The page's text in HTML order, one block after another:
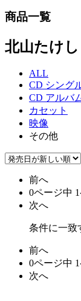
商品一覧
北山たけし
ALL
CD シング
CD アルバ
カセット
映像
その他
前へ
0ページ中
次へ
条件に一致
前へ
0ページ中
次へ